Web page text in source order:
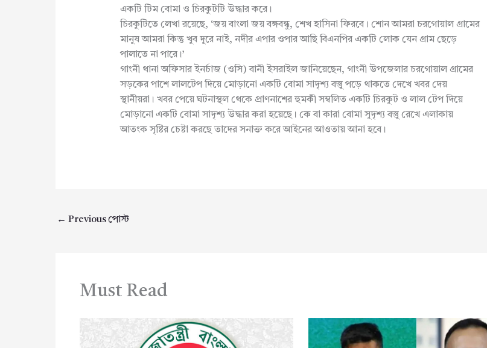
একটি টিম বোমা ও চিরকুটটি উদ্ধার করে।
চিরকুটিতে লেখা রয়েছে, ‘জয় বাংলা জয় বঙ্গবন্ধু, শেখ হাসিনা ফিরবে। শোন আমরা চরগোয়াল গ্রামের
মানুষ আমরা কিন্তু খুব দূরে নাই, নদীর এপার ওপার আছি বিএনপির একটি লোক যেন গ্রাম ছেড়ে
পালাতে না পারে।’
গাংনী থানা অফিসার ইনর্চাজ (ওসি) বানী ইসরাইল জানিয়েছেন, গাংনী উপজেলার চরগোয়াল গ্রামের
সড়কের পাশে লালটেপ দিয়ে মোড়ানো একটি বোমা সাদৃশ্য বস্তুু পড়ে থাকতে দেখে খবর দেয়
স্থানীয়রা। খবর পেয়ে ঘটনাস্থল থেকে প্রাণনাশের হুমকী সম্বলিত একটি চিরকুট ও লাল টেপ দিয়ে
মোড়ানো একটি বোমা সাদৃশ্য উদ্ধার করা হয়েছে। কে বা কারা বোমা সুদৃশ্য বস্তুু রেখে এলাকায়
আতংক সৃষ্টির চেষ্টা করছে তাদের সনাক্ত করে আইনের আওতায় আনা হবে।
← Previous পোস্ট
Must Read